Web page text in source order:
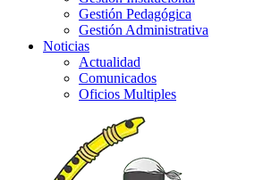
Gestión Pedagógica
Gestión Administrativa
Noticias
Actualidad
Comunicados
Oficios Multiples